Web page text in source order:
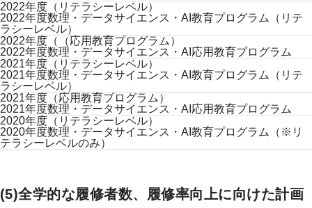
2022年度（リテラシーレベル）
2022年度数理・データサイエンス・AI教育プログラム（リテ
ラシーレベル）
2022年度（（応用教育プログラム）
2022年度数理・データサイエンス・AI応用教育プログラム
2021年度（リテラシーレベル）
2021年度数理・データサイエンス・AI教育プログラム（リテ
ラシーレベル）
2021年度（応用教育プログラム）
2021年度数理・データサイエンス・AI応用教育プログラム
2020年度（リテラシーレベル）
2020年度数理・データサイエンス・AI教育プログラム（※リ
テラシーレベルのみ）
(5)全学的な履修者数、履修率向上に向けた計画